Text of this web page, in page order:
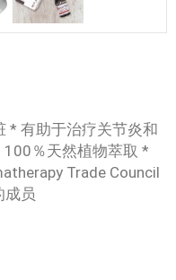
* 有助于治疗关节炎和
％天然植物萃取 *
Trade Council
成员